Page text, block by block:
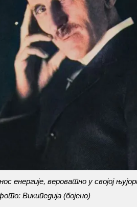
енергије, вероватно у својој
Википедија(бојено)